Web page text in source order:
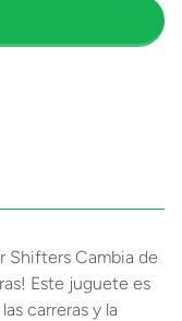
Shifters Cambia de
Este juguete es
carreras y la